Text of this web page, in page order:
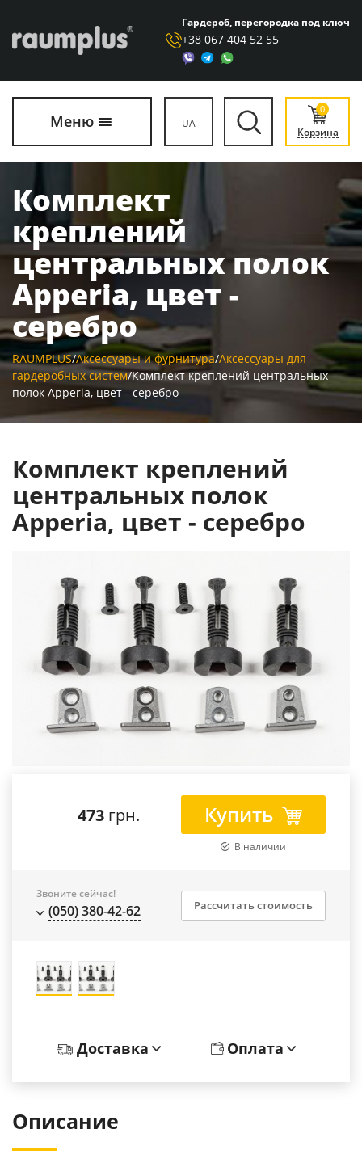
Гардероб, перегородка под ключ
+38 067 404 52 55
Меню UA
0
Корзина
Комплект
креплений
центральных полок
Apperia, цвет -
серебро
RAUMPLUS/Аксессуары и фурнитура/Аксессуары для
гардеробных систем/Комплект креплений центральных
полок Apperia, цвет - серебро
Комплект креплений
центральных полок
Apperia, цвет - серебро
473 грн. Купить
В наличии
Звоните сейчас!
(050) 380-42-62 Рассчитать стоимость
Доставка Оплата
Описание